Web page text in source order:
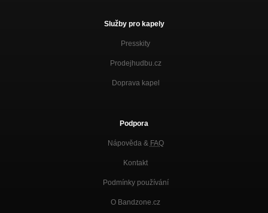
Služby pro kapely
Presskity
Prodejhudbu.cz
Doprava kapel
Podpora
Nápověda & FAQ
Kontakt
Podmínky používání
O Bandzone.cz